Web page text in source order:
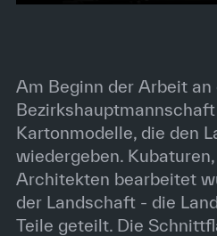
Am Beginn der Arbeit an
Kartonmodelle, die den
wiedergeben.
Architekten bearbeitet
der Landschaft - die
Teile geteilt. Die